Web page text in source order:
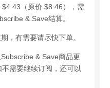
（原价 $8.46），需
& Save结算。
，有需要请尽快下单。
& Save商品更
需要继续订阅，还可以